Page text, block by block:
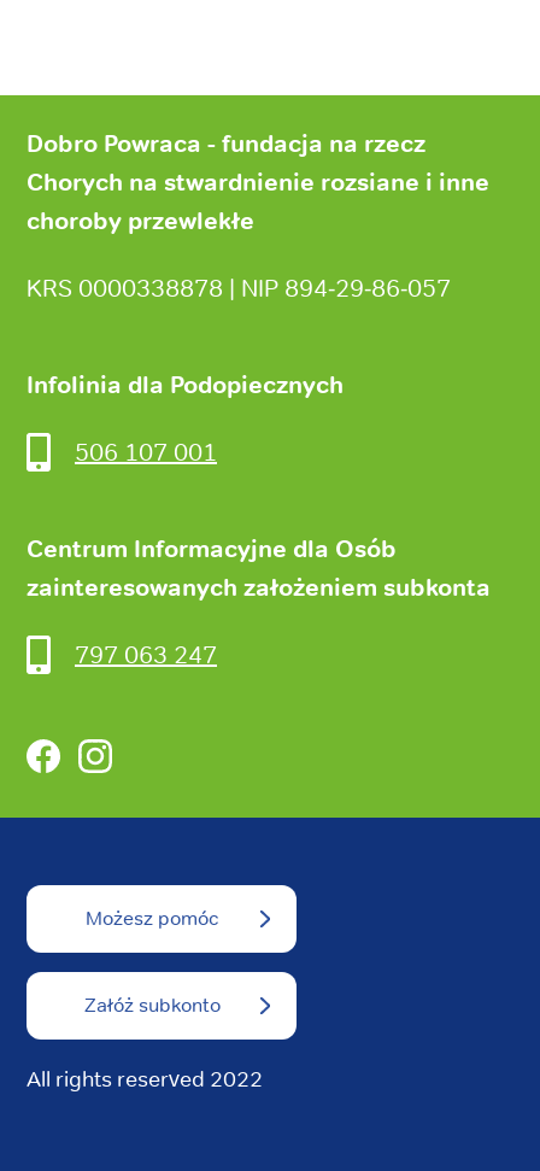
stronyDobro Powraca - fundacja na rzecz
Chorych na stwardnienie rozsiane i inne
choroby przewlekłe
KRS 0000338878 | NIP 894‑29‑86‑057
Infolinia dla Podopiecznych
506 107 001
Centrum Informacyjne dla Osób
zainteresowanych założeniem subkonta
797 063 247
FacebookInstagram
Możesz pomóc
Załóż subkonto
All rights reserved 2022